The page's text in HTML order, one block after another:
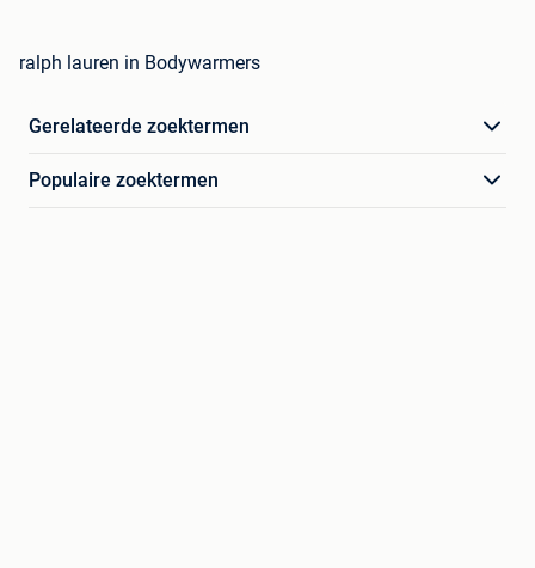
ralph lauren in Bodywarmers
Gerelateerde zoektermen
Populaire zoektermen